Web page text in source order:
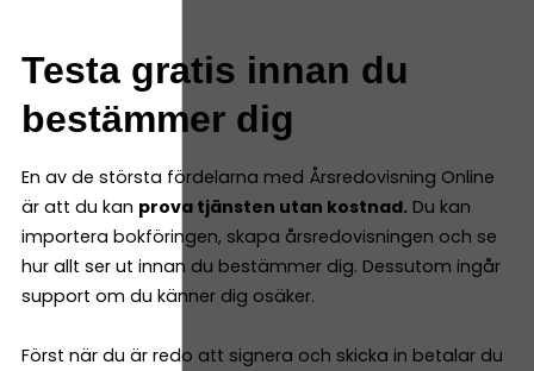
Testa gratis innan du
bestämmer dig
En av de största fördelarna med Årsredovisning Online
är att du kan prova tjänsten utan kostnad. Du kan
importera bokföringen, skapa årsredovisningen och se
hur allt ser ut innan du bestämmer dig. Dessutom ingår
support om du känner dig osäker.
Först när du är redo att signera och skicka in betalar du